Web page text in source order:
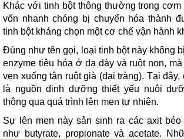
Khác với tinh bột thông thường trong
vốn nhanh chóng bị chuyển hóa thành
tinh bột kháng chọn một cơ chế vận hành
Đúng như tên gọi, loại tinh bột này không
enzyme tiêu hóa ở dạ dày và ruột non,
vẹn xuống tận ruột già (đại tràng). Tại đây,
là nguồn dinh dưỡng thiết yếu nuôi
thông qua quá trình lên men tự nhiên.
Sự lên men này sản sinh ra các axit
như butyrate, propionate và acetate.